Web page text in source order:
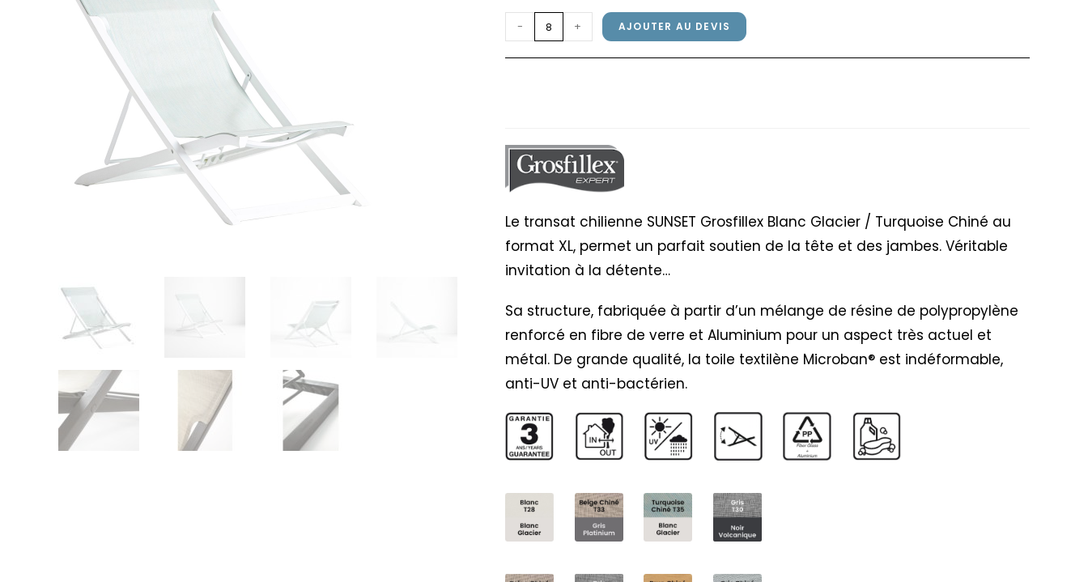
quantité
de
Transat
Blanc
Glacier
/
Chiné
- + AJOUTER AU DEVIS
Le transat chilienne SUNSET Grosfillex Blanc Glacier / Turquoise Chiné au
format XL, permet un parfait soutien de la tête et des jambes. Véritable
invitation à la détente…
Sa structure, fabriquée à partir d’un mélange de résine de polypropylène
renforcé en fibre de verre et Aluminium pour un aspect très actuel et
métal. De grande qualité, la toile textilène Microban® est indéformable,
anti-UV et anti-bactérien.